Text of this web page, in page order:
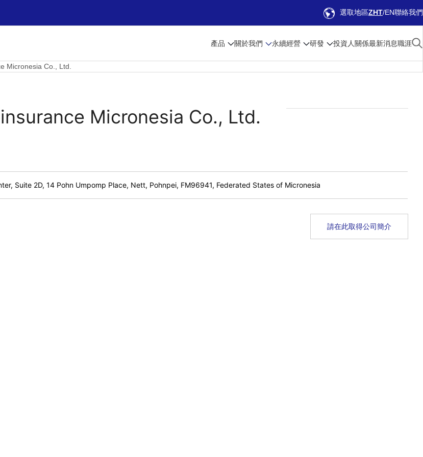
選取地區ZHT EN聯絡我們
產品 關於我們 永續經營 研發 投資人關係最新消息職涯
Micronesia Co., Ltd.
Micronesia Co., Ltd.
Suite 2D, 14 Pohn Umpomp Place, Nett, Pohnpei, FM96941, Federated States of Micronesia
請在此取得公司簡介